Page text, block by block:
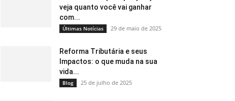
veja quanto você vai ganhar
com...
Últimas Notícias 29 de maio de 2025
Reforma Tributária e seus
Impactos: o que muda na sua
vida...
Blog 25 de julho de 2025